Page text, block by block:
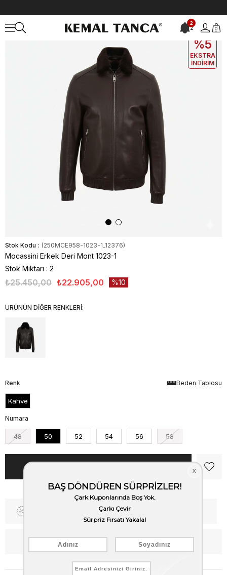
2
2 0
EKLE5
%5
EKSTRA
İNDİRİM
Stok Kodu (250MCE958-1023-1_12376)
Mocassini Erkek Deri Mont 1023-1
Stok Miktarı : 2
₺25.450,00 ₺22.905,00 10
ÜRÜNÜN DİĞER RENKLERİ:
Beden Tablosu
Renk
Kahve
Numara
48 50 52 54 56 58
Fiyat Düşünce Haber Ver
WhatsApp’tan Bilgi Al